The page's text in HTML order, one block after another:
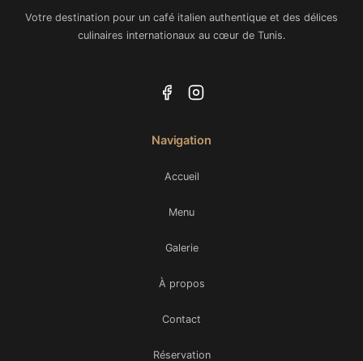
Votre destination pour un café italien authentique et des délices
culinaires internationaux au cœur de Tunis.
Navigation
Accueil
Menu
Galerie
À propos
Contact
Réservation